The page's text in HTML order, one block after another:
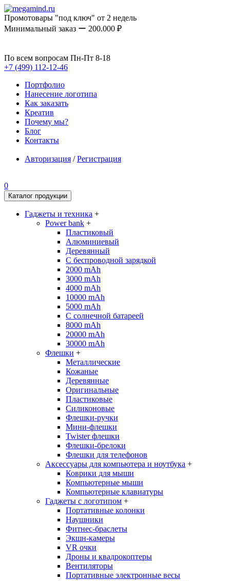
Промотовары "под ключ" от 2 недель
Минимальный заказ ー 200.000 ₽
По всем вопросам Пн-Пт 8-18
+7 (499) 112-12-46
Портфолио
Нанесение логотипа
Как заказать
Креатив
Почему мы?
Блог
Контакты
Авторизация /Регистрация
0
Каталог продукции
Гаджеты и техника +
Power bank +
Пластиковый
Алюминиевый
Деревянный
С беспроводной зарядкой
2000 mAh
3000 mAh
4000 mAh
10000 mAh
5000 mAh
С солнечной батареей
8000 mAh
20000 mAh
30000 mAh
Флешки +
Металлические
Кожаные
Деревянные
Оригинальные
Пластиковые
Силиконовые
Флешки-ручки
Мини-флешки
Twister флешки
Флешки-брелоки
Флешки для телефонов
Аксессуары для компьютера и ноутбука +
Коврики для мыши
Компьютерные мыши
Компьютерные клавиатуры
Гаджеты с логотипом +
Портативные колонки
Наушники
Фитнес-браслеты
Экшн-камеры
VR очки
Дроны и квадрокоптеры
Вентиляторы
Портативные электронные весы